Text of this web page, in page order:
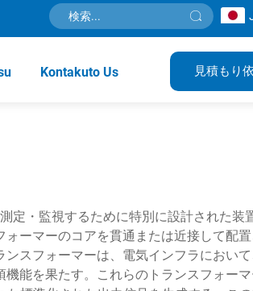
Kontakuto Us 見積もり
定・監視するために特別に設計された装
ーマーのコアを貫通または近接して配
スフォーマーは、電気インフラにおい
能を果たす。これらのトランスフォーマ